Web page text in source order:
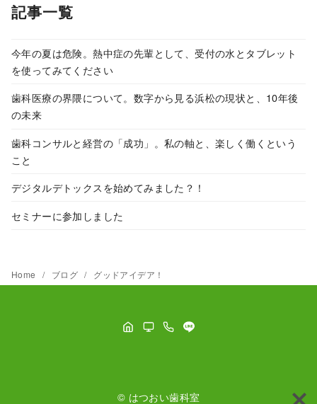
記事一覧
今年の夏は危険。熱中症の先輩として、受付の水とタブレット
を使ってみてください
歯科医療の界隈について。数字から見る浜松の現状と、10年後
の未来
歯科コンサルと経営の「成功」。私の軸と、楽しく働くという
こと
デジタルデトックスを始めてみました？！
セミナーに参加しました
Home ブログ グッドアイデア！
© はつおい歯科室